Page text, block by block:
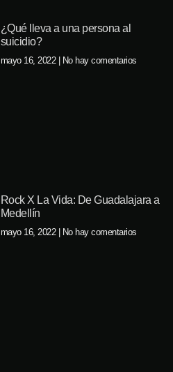
¿Qué lleva a una persona al
suicidio?
mayo 16, 2022 No hay comentarios
Rock X La Vida: De Guadalajara a
Medellín
mayo 16, 2022 No hay comentarios